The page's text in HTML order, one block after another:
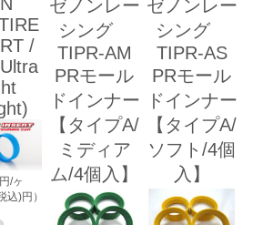
/
円/ヶ
込)円）
ゼノンレー
シング
TIPR-AM
PRモール
ドインナー
【タイプA/
ミディア
ム/4個入】
ゼノンレー
シング
TIPR-AS
PRモール
ドインナー
【タイプA/
ソフト/4個
入】